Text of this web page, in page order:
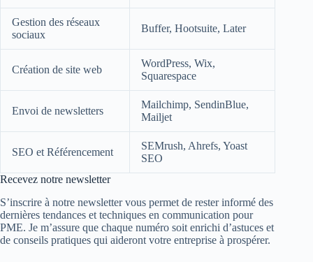
Gestion des réseaux
sociaux
Buffer, Hootsuite, Later
Création de site web
WordPress, Wix,
Squarespace
Envoi de newsletters
Mailchimp, SendinBlue,
Mailjet
SEO et Référencement
SEMrush, Ahrefs, Yoast
SEO
Recevez notre newsletter
S’inscrire à notre newsletter vous permet de rester informé des
dernières tendances et techniques en communication pour
PME. Je m’assure que chaque numéro soit enrichi d’astuces et
de conseils pratiques qui aideront votre entreprise à prospérer.